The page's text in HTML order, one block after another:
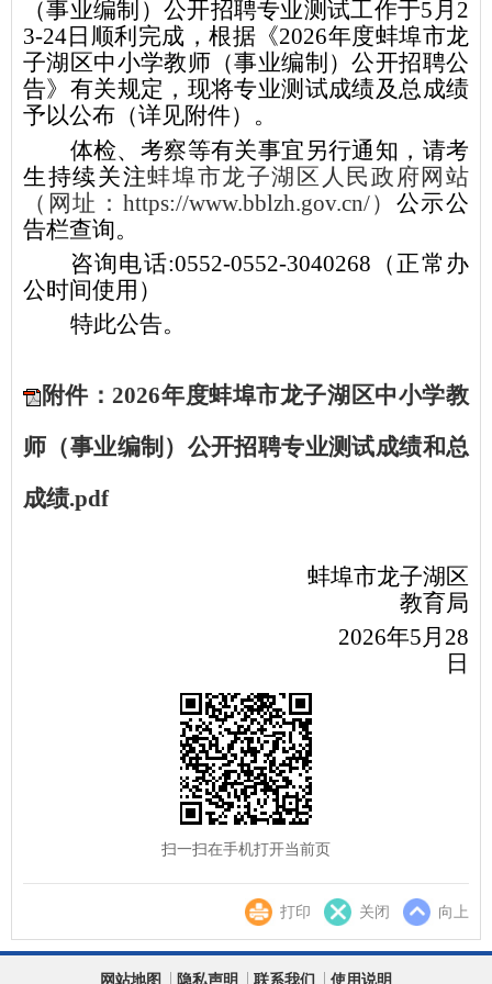
（事业编制）公开招聘专业测试工作于5月2
3-24日顺利完成，根据《2026年度蚌埠市龙
子湖区中小学教师（事业编制）公开招聘公
告》有关规定，现将专业测试成绩及总成绩
予以公布（详见附件）。
体检、考察等有关事宜另行通知，请考
生持续关注蚌埠市龙子湖区人民政府网站
（网址： https://www.bblzh.gov.cn/） 公示公
告栏查询。
咨询电话:0552-0552-3040268（正常办
公时间使用）
特此公告。
附件：2026年度蚌埠市龙子湖区中小学教
师（事业编制）公开招聘专业测试成绩和总
成绩.pdf
蚌埠市龙子湖区
教育局
2026年5月28
日
扫一扫在手机打开当前页
打印 关闭 向上
网站地图 隐私声明 联系我们 使用说明